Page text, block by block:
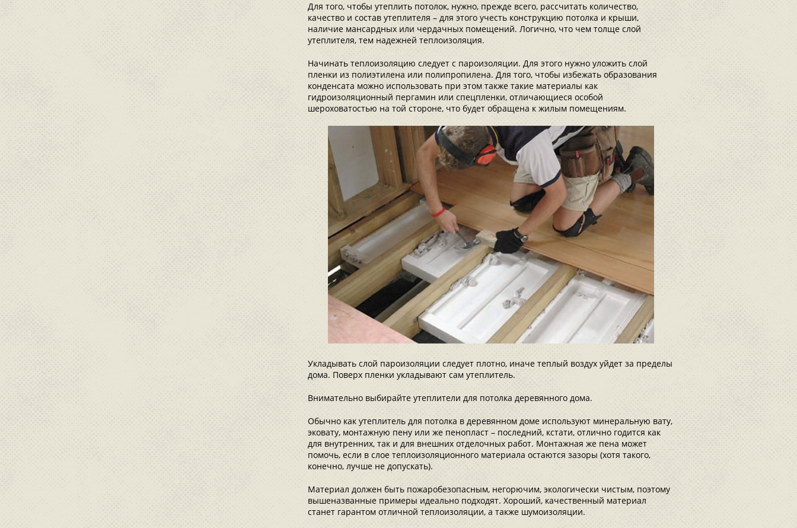
Для того, чтобы утеплить потолок, нужно, прежде всего, рассчитать количество,
качество и состав утеплителя – для этого учесть конструкцию потолка и крыши,
наличие мансардных или чердачных помещений. Логично, что чем толще слой
утеплителя, тем надежней теплоизоляция.
Начинать теплоизоляцию следует с пароизоляции. Для этого нужно уложить слой
пленки из полиэтилена или полипропилена. Для того, чтобы избежать образования
конденсата можно использовать при этом также такие материалы как
гидроизоляционный пергамин или спецпленки, отличающиеся особой
шероховатостью на той стороне, что будет обращена к жилым помещениям.
Укладывать слой пароизоляции следует плотно, иначе теплый воздух уйдет за пределы
дома. Поверх пленки укладывают сам утеплитель.
Внимательно выбирайте утеплители для потолка деревянного дома.
Обычно как утеплитель для потолка в деревянном доме используют минеральную вату,
эковату, монтажную пену или же пенопласт – последний, кстати, отлично годится как
для внутренних, так и для внешних отделочных работ. Монтажная же пена может
помочь, если в слое теплоизоляционного материала остаются зазоры (хотя такого,
конечно, лучше не допускать).
Материал должен быть пожаробезопасным, негорючим, экологически чистым, поэтому
вышеназванные примеры идеально подходят. Хороший, качественный материал
станет гарантом отличной теплоизоляции, а также шумоизоляции.